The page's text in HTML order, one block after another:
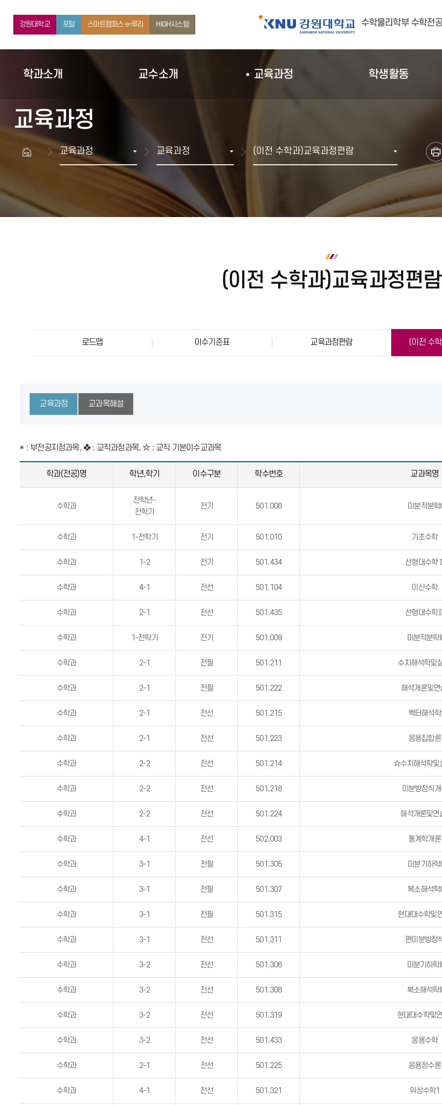
강원대학교 포털 스마트캠퍼스 e-루리 HIGH시스템 수학물리학부 수학전
학과소개 교수소개 교육과정 학생활동
교육과정
교육과정 교육과정 (이전 수학과)교육과정편람
(이전 수학과)교육과정편람
로드맵 이수기준표 교육과정편람 (이전 수
교육과정 교과목해설
* : 부전공지정과목, ♣ : 교직과정과목, ☆ : 교직 기본이수교과목
학과(전공)명 학년,학기 이수구분 학수번호 교과목명
수학과
전학년-
전학기
전기 501.008 미분적분학I
수학과 1-전학기 전기 501.010 기초수학
수학과 1-2 전기 501.434 선형대수학Ⅰ
수학과 4-1 전선 501.104 이산수학
수학과 2-1 전선 501.435 선형대수학
수학과 1-전학기 전기 501.009 미분적분학II
수학과 2-1 전필 501.211 수치해석학및
수학과 2-1 전필 501.222 해석개론및연
수학과 2-1 전선 501.215 벡터해석학
수학과 2-1 전선 501.223 응용집합론
수학과 2-2 전선 501.214 ☆수치해석학및
수학과 2-2 전선 501.218 미분방정식
수학과 2-2 전선 501.224 해석개론및연
수학과 4-1 전선 502.003 통계학개론
수학과 3-1 전필 501.305 미분기하학I
수학과 3-1 전필 501.307 복소해석학I
수학과 3-1 전필 501.315 현대대수학및
수학과 3-1 전선 501.311 편미분방정
수학과 3-2 전선 501.306 미분기하학II
수학과 3-2 전선 501.308 복소해석학II
수학과 3-2 전선 501.319 현대대수학및연
수학과 3-2 전선 501.433 응용수학
수학과 2-1 전선 501.225 응용정수론
수학과 4-1 전선 501.321 위상수학1